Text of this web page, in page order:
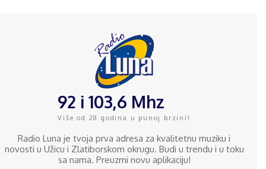
92 i 103,6 Mhz
Više od 28 godina u punoj brzini!
Radio Luna je tvoja prva adresa za kvalitetnu muziku i
novosti u Užicu i Zlatiborskom okrugu. Budi u trendu i u toku
sa nama. Preuzmi novu aplikaciju!